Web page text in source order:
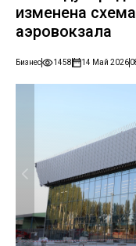
изменена
аэровокзала
Бизнес 1458 14 Май 2026